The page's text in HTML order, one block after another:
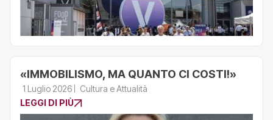
«IMMOBILISMO, MA QUANTO CI COSTI!»
1 Luglio 2026
Cultura e Attualità
LEGGI DI PIÙ